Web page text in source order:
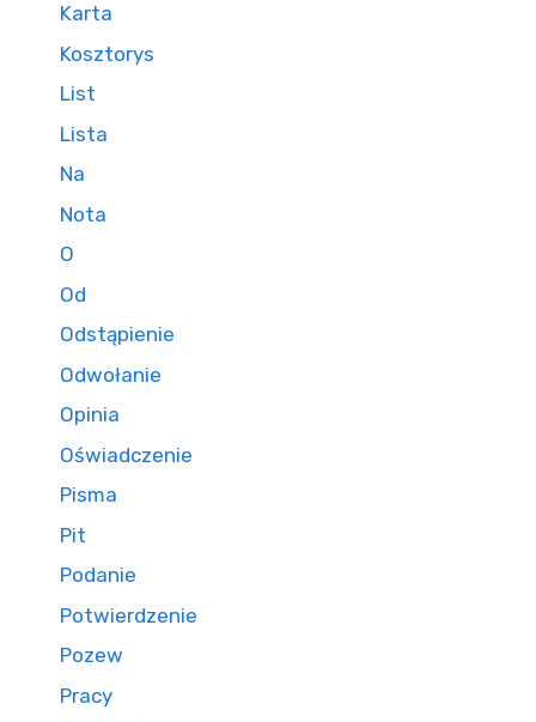
Karta
Kosztorys
List
Lista
Na
Nota
O
Od
Odstąpienie
Odwołanie
Opinia
Oświadczenie
Pisma
Pit
Podanie
Potwierdzenie
Pozew
Pracy